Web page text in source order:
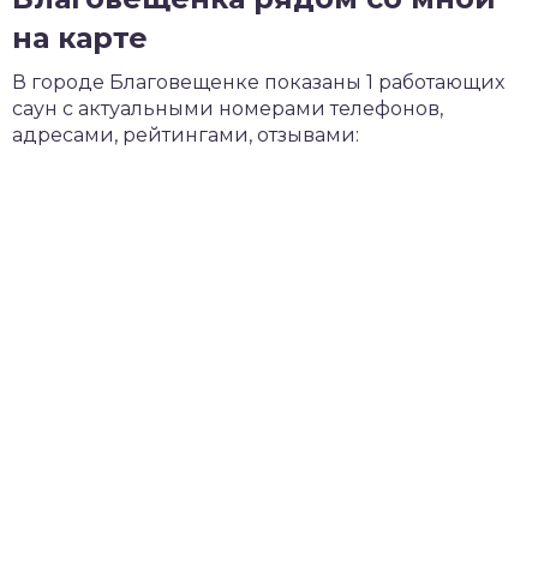
на карте
В городе Благовещенке показаны 1 работающих
саун с актуальными номерами телефонов,
адресами, рейтингами, отзывами: